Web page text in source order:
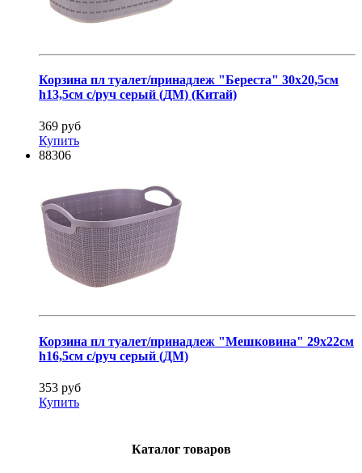
Корзина пл туалет/принадлеж "Береста" 30х20,5см
h13,5см с/руч серый (ДМ) (Китай)
369 руб
Купить
88306
Корзина пл туалет/принадлеж "Мешковина" 29х22см
h16,5см с/руч серый (ДМ)
353 руб
Купить
Каталог товаров